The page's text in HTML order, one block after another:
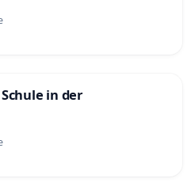
in der